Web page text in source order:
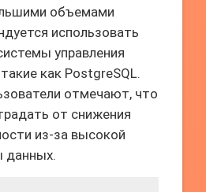
объемами
использовать
управления
как PostgreSQL.
отмечают, что
от снижения
из-за высокой
данных.